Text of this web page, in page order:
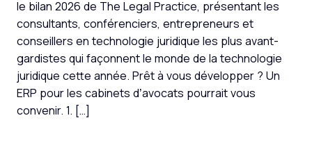
le bilan 2026 de The Legal Practice, présentant les
consultants, conférenciers, entrepreneurs et
conseillers en technologie juridique les plus avant-
gardistes qui façonnent le monde de la technologie
juridique cette année. Prêt à vous développer ? Un
ERP pour les cabinets d’avocats pourrait vous
convenir. 1. […]